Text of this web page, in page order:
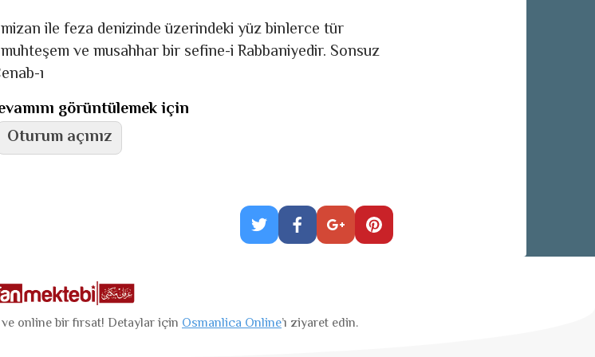
ile feza denizinde üzerindeki yüz binlerce tür
ve musahhar bir sefine-i Rabbaniyedir. Sonsuz
ı
görüntülemek için
Oturum açınız
online bir fırsat! Detaylar için Osmanlica Online’ı ziyaret edin.